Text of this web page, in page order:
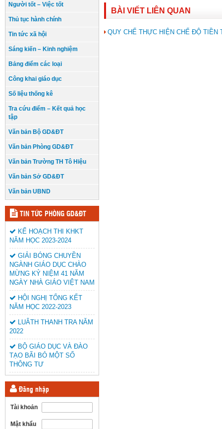
Người tốt – Việc tốt
Thủ tục hành chính
Tin tức xã hội
Sáng kiến – Kinh nghiệm
Bảng điểm các loại
Công khai giáo dục
Số liệu thống kê
Tra cứu điểm – Kết quả học
tập
Văn bản Bộ GD&ĐT
Văn bản Phòng GD&ĐT
Văn bản Trường TH Tô Hiệu
Văn bản Sở GD&ĐT
Văn bản UBND
TIN TỨC PHÒNG GD&ĐT
KẾ HOẠCH THI KHKT
NĂM HỌC 2023-2024
GIẢI BÓNG CHUYỀN
NGÀNH GIÁO DỤC CHÀO
MỪNG KỶ NIỆM 41 NĂM
NGÀY NHÀ GIÁO VIỆT NAM
HỘI NGHỊ TỔNG KẾT
NĂM HỌC 2022-2023
LUÂTH THANH TRA NĂM
2022
BỘ GIÁO DỤC VÀ ĐÀO
TẠO BÃI BỎ MỘT SỐ
THÔNG TƯ
Đăng nhập
Tài khoản
Mật khẩu
BÀI VIẾT LIÊN QUAN
QUY CHẾ THỰC HIỆN CHẾ ĐỘ TIỀN